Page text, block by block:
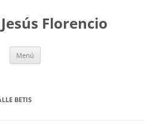
Florencio
Menú
BETIS